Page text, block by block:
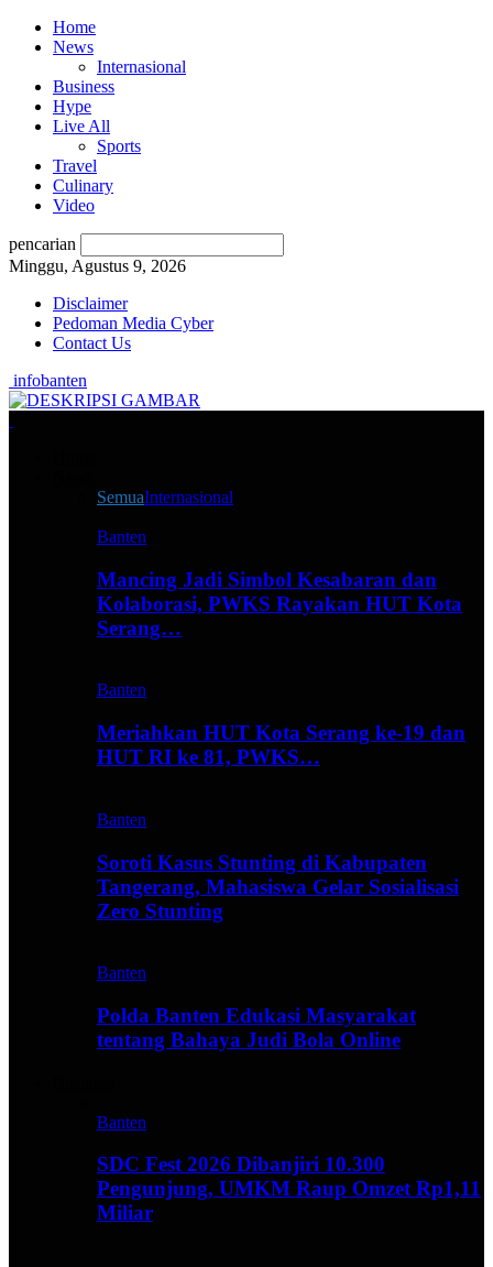
Home
News
Internasional
Business
Hype
Live All
Sports
Travel
Culinary
Video
pencarian
Minggu, Agustus 9, 2026
Disclaimer
Pedoman Media Cyber
Contact Us
infobanten
SemuaInternasional
Banten
Mancing Jadi Simbol Kesabaran dan
Kolaborasi, PWKS Rayakan HUT Kota
Serang…
Banten
Meriahkan HUT Kota Serang ke-19 dan
HUT RI ke 81, PWKS…
Banten
Soroti Kasus Stunting di Kabupaten
Tangerang, Mahasiswa Gelar Sosialisasi
Zero Stunting
Banten
Polda Banten Edukasi Masyarakat
tentang Bahaya Judi Bola Online
Banten
SDC Fest 2026 Dibanjiri 10.300
Pengunjung, UMKM Raup Omzet Rp1,11
Miliar